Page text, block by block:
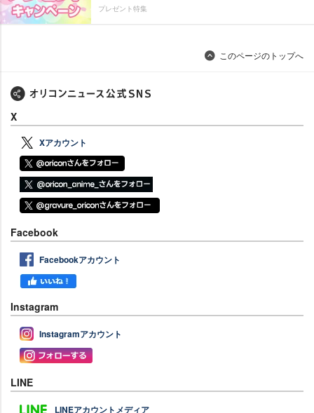
プレゼント特集
このページのトップへ
X
Xアカウント
Facebook
Facebookアカウント
Instagram
Instagramアカウント
LINE
LINEアカウントメディア